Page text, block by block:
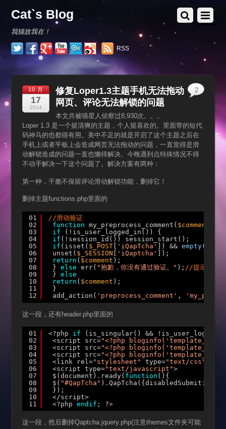
Cat`s Blog
我猫故我在！
RSS
10 月
17
2014
修复Loper1.3主题手机无法拖动
网页、评论无法解锁的问题
本文共被喵星人侦察过8,930次。。。
Loper 1.3 是一个挺清爽的主题，个人挺喜欢的。里面带的短代
码神马的也都很有用。美中不足的就是开启了这个主题之后在
手机上或者平板上会造成网页无法拖动的问题，一直觉得是滑
动解锁造成的问题一直也懒得解决。今晚遇到点特殊情况不得
不动手解决一下这个问题了。解决方案有两种：
第一种，干脆不保留评论滑动解锁功能，删掉它！
删掉主题functions.php里面的
01
02
03
04
05
06
07
08
09
10
11
12
//滑动验证
function my_preprocess_comment( $comment
if
(!is_user_logged_in()) {
if (!session_id()) session_start();
if (isset( $_POST[ 'iQapTcha' ]) && empty(
unset( $_SESSION 'iQaptcha'
]);
return ( $comment );
} else err( "抱歉，你没有通过验证。" ); //提示语自
} else
return ( $comment );
}
add_action( 'preprocess_comment' ,
这一段，还有header.php里面的
01
02
03
04
05
06
07
08
09
10
11
<?php if
(is_singular() &&
<script src="<?php
<script src="<?php
<script src="<?php
<link rel="stylesheet" type="text/css"
<script type="text/javascript">
$(document).ready( function (){
$( "#QapTcha"
});
</script>
<?php endif ; ?>
这一段，然后删掉Qaptcha.jquery.php(注意themes文件夹可能
2